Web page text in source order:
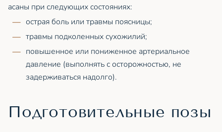
асаны при следующих состояниях:
острая боль или травмы поясницы;
травмы подколенных сухожилий;
повышенное или пониженное артериальное
давление (выполнять с осторожностью, не
задерживаться надолго).
Подготовительные позы